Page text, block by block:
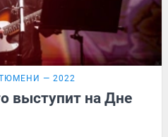
— 2022
выступит на Дне